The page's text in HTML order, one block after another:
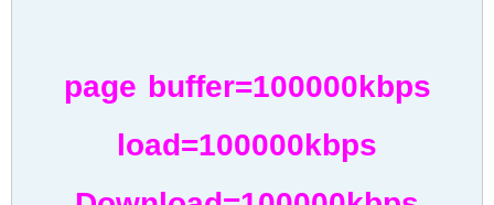
page buffer=100000kbps
load=100000kbps